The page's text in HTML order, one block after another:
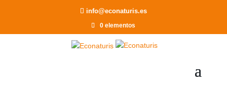
info@econaturis.es
0 elementos